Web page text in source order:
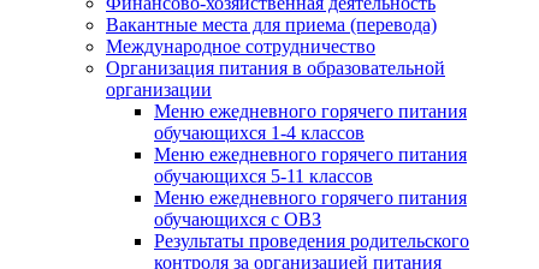
Вакантные места для приема (перевода)
Международное сотрудничество
Организация питания в образовательной
организации
Меню ежедневного горячего питания
обучающихся 1-4 классов
Меню ежедневного горячего питания
обучающихся 5-11 классов
Меню ежедневного горячего питания
обучающихся с ОВЗ
Результаты проведения родительского
контроля за организацией питания